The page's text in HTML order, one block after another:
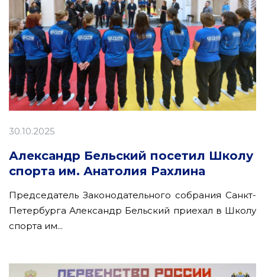
30.10.2025
Александр Бельский посетил Школу
спорта им. Анатолия Рахлина
Председатель Законодательного собрания Санкт-
Петербурга Александр Бельский приехал в Школу
спорта им...